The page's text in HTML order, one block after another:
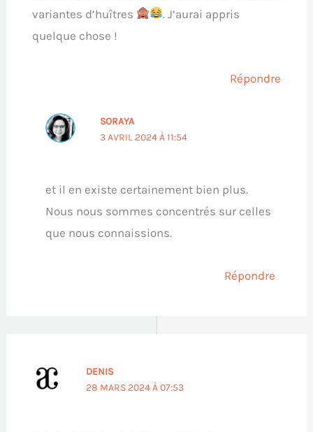
variantes d’huîtres
. J’aurai appris
quelque chose !
Répondre
SORAYA
3 AVRIL 2024 À 11:54
et il en existe certainement bien plus.
Nous nous sommes concentrés sur celles
que nous connaissions.
Répondre
DENIS
28 MARS 2024 À 07:53